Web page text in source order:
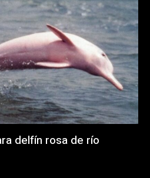
delfín rosa de río